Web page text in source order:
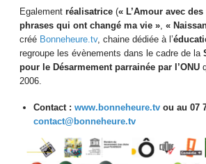
Egalementréalisatrice (« L’Amour avec
phrases qui ont changé ma vie »,«
créé Bonneheure.tv, chaine dédiée à l’
regroupe les évènements dans le cadre de la
pour le Désarmement parrainée par l’ONU
2006.
Contact :www.bonneheure.tv ou au 07
contact@bonneheure.tv